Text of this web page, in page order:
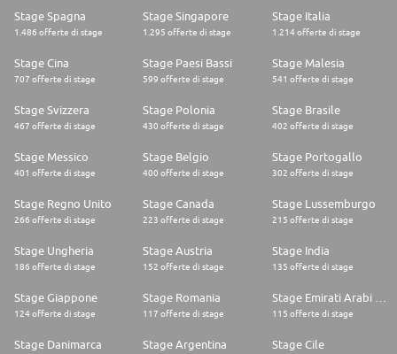
Stage Spagna
1.486 offerte di stage
Stage Singapore
1.295 offerte di stage
Stage Italia
1.214 offerte di stage
Stage Cina
707 offerte di stage
Stage Paesi Bassi
599 offerte di stage
Stage Malesia
541 offerte di stage
Stage Svizzera
467 offerte di stage
Stage Polonia
430 offerte di stage
Stage Brasile
402 offerte di stage
Stage Messico
401 offerte di stage
Stage Belgio
400 offerte di stage
Stage Portogallo
302 offerte di stage
Stage Regno Unito
266 offerte di stage
Stage Canada
223 offerte di stage
Stage Lussemburgo
215 offerte di stage
Stage Ungheria
186 offerte di stage
Stage Austria
152 offerte di stage
Stage India
135 offerte di stage
Stage Giappone
124 offerte di stage
Stage Romania
117 offerte di stage 115 offerte di stage
Stage Danimarca Stage Argentina Stage Cile